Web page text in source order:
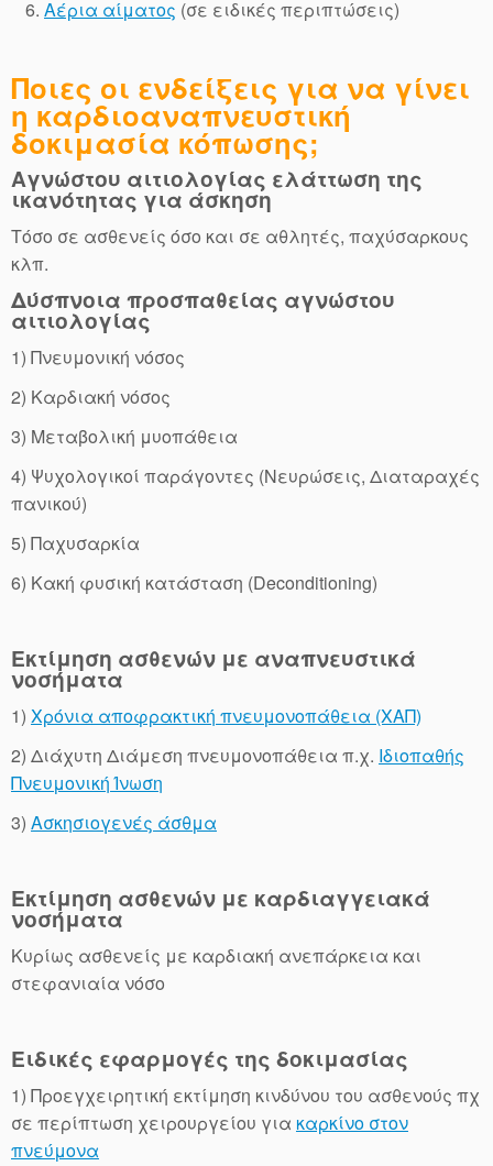
Αέρια αίματος (σε ειδικές περιπτώσεις)
Ποιες οι ενδείξεις για να γίνει
η καρδιοαναπνευστική
δοκιμασία κόπωσης;
Αγνώστου αιτιολογίας ελάττωση της
ικανότητας για άσκηση
Τόσο σε ασθενείς όσο και σε αθλητές, παχύσαρκους
κλπ.
Δύσπνοια προσπαθείας αγνώστου
αιτιολογίας
1) Πνευμονική νόσος
2) Καρδιακή νόσος
3) Μεταβολική μυοπάθεια
4) Ψυχολογικοί παράγοντες (Νευρώσεις, Διαταραχές
πανικού)
5) Παχυσαρκία
6) Κακή φυσική κατάσταση (Deconditioning)
Εκτίμηση ασθενών με αναπνευστικά
νοσήματα
1) Χρόνια αποφρακτική πνευμονοπάθεια (ΧΑΠ)
2) Διάχυτη Διάμεση πνευμονοπάθεια π.χ. Ιδιοπαθής
Πνευμονική Ίνωση
3) Ασκησιογενές άσθμα
Εκτίμηση ασθενών με καρδιαγγειακά
νοσήματα
Κυρίως ασθενείς με καρδιακή ανεπάρκεια και
στεφανιαία νόσο
Ειδικές εφαρμογές της δοκιμασίας
1) Προεγχειρητική εκτίμηση κινδύνου του ασθενούς πχ
σε περίπτωση χειρουργείου για καρκίνο στον
πνεύμονα